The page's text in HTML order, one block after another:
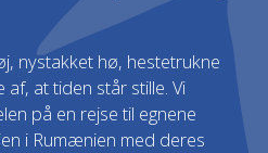
nystakket hø, hestetrukne
at tiden står stille. Vi
på en rejse til egnene
i Rumænien med deres